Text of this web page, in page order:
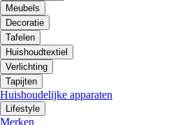
Meubels
Decoratie
Tafelen
Huishoudtextiel
Verlichting
Tapijten
Huishoudelijke apparaten
Lifestyle
Merken